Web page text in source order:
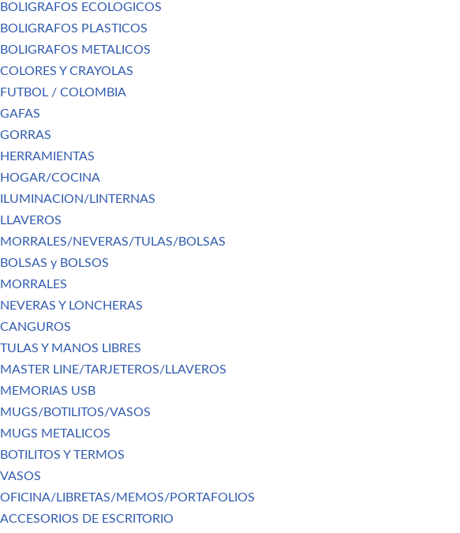
BOLIGRAFOS ECOLOGICOS
BOLIGRAFOS PLASTICOS
BOLIGRAFOS METALICOS
COLORES Y CRAYOLAS
FUTBOL / COLOMBIA
GAFAS
GORRAS
HERRAMIENTAS
HOGAR/COCINA
ILUMINACION/LINTERNAS
LLAVEROS
MORRALES/NEVERAS/TULAS/BOLSAS
BOLSAS y BOLSOS
MORRALES
NEVERAS Y LONCHERAS
CANGUROS
TULAS Y MANOS LIBRES
MASTER LINE/TARJETEROS/LLAVEROS
MEMORIAS USB
MUGS/BOTILITOS/VASOS
MUGS METALICOS
BOTILITOS Y TERMOS
VASOS
OFICINA/LIBRETAS/MEMOS/PORTAFOLIOS
ACCESORIOS DE ESCRITORIO